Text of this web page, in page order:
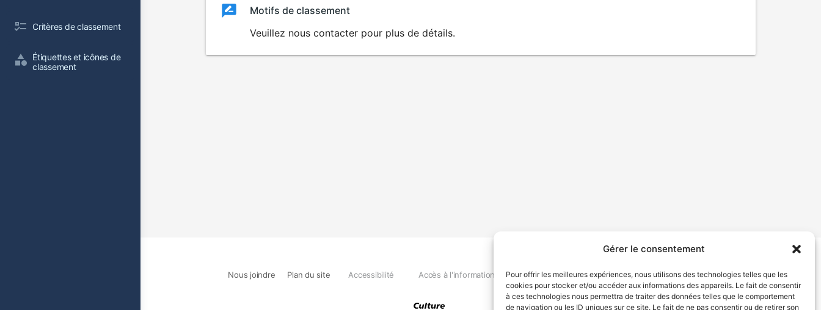
Gérer le consentement
Pour offrir les meilleures expériences, nous utilisons des technologies telles que les
cookies pour stocker et/ou accéder aux informations des appareils. Le fait de consentir
à ces technologies nous permettra de traiter des données telles que le comportement
de navigation ou les ID uniques sur ce site. Le fait de ne pas consentir ou de retirer son
Critères de classement
Étiquettes et icônes de
classement
ClassementClassement
Motifs de classement
Veuillez nous contacter pour plus de détails.
Nous joindre Plan du site Accessibilité Accès à l'information Déclaration de services Politique de confidentialité